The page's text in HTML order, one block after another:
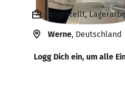
Angestellt,
Werne, Deutschland
Logg Dich ein, um alle